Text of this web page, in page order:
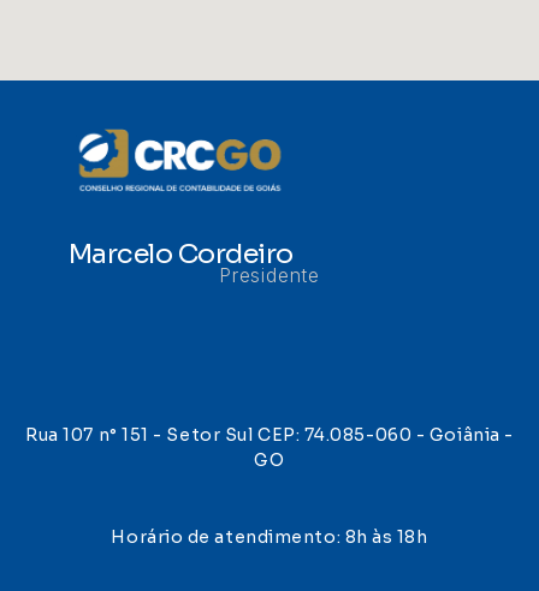
Marcelo Cordeiro
Presidente
Rua 107 n° 151 - Setor Sul CEP: 74.085-060 - Goiânia -
GO
Horário de atendimento: 8h às 18h